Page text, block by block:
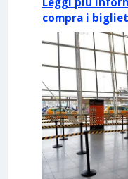
compra i